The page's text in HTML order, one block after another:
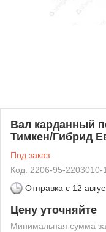
Вал карданный
Тимкен/Гибрид
Под заказ
Код: 2206-95-2203010-
Отправка с 12
Цену уточняйте
Минимальная сумма